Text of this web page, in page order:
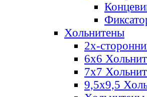
Хольнитены
2х-
6х6
7х7
9,5х9,5